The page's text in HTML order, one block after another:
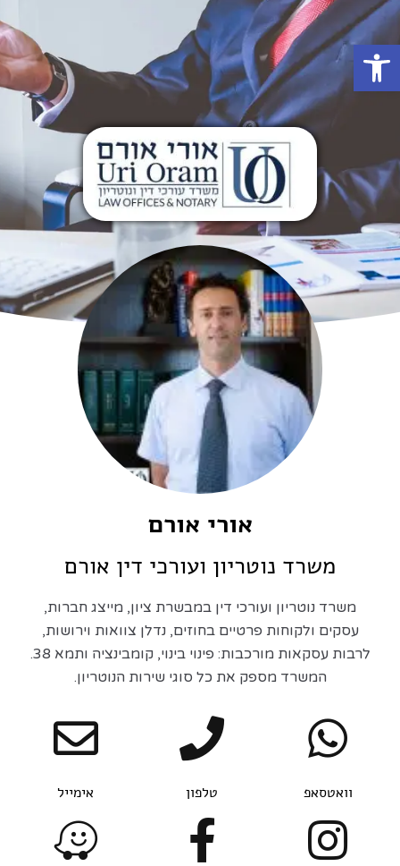
Open toolbar
אורי אורם
משרד נוטריון ועורכי דין אורם
משרד נוטריון ועורכי דין במבשרת ציון, מייצג חברות,
עסקים ולקוחות פרטיים בחוזים, נדלן צוואות וירושות,
לרבות עסקאות מורכבות: פינוי בינוי, קומבינציה ותמא 38.
המשרד מספק את כל סוגי שירות הנוטריון.
וואטסאפ טלפון אימייל